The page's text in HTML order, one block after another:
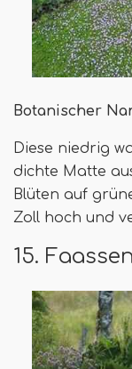
Botanischer
Diese niedrig
dichte Matte
Blüten auf
Zoll hoch und
15.